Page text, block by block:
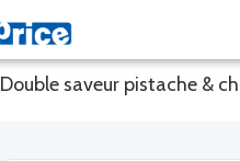
Double saveur pistache &